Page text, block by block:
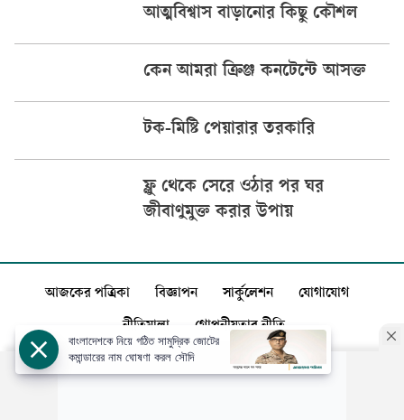
আত্মবিশ্বাস বাড়ানোর কিছু কৌশল
কেন আমরা ক্রিঞ্জ কনটেন্টে আসক্ত
টক-মিষ্টি পেয়ারার তরকারি
ফ্লু থেকে সেরে ওঠার পর ঘর
জীবাণুমুক্ত করার উপায়
আজকের পত্রিকা বিজ্ঞাপন সার্কুলেশন যোগাযোগ
নীতিমালা গোপনীয়তার নীতি
বাংলাদেশকে নিয়ে গঠিত সামুদ্রিক জোটের
কমান্ডারের নাম ঘোষণা করল সৌদি